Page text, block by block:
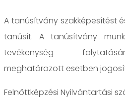
A tanúsítvány szakképesítést
tanúsít. A tanúsítvány
tevékenység
meghatározott esetben
Felnőttképzési Nyilvántartási